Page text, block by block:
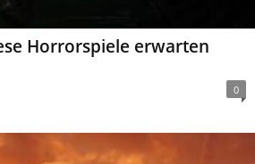
Horrorspiele erwarten
0